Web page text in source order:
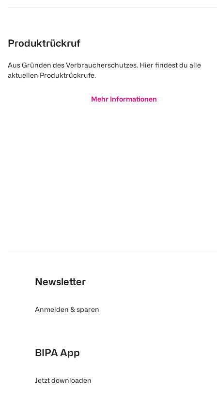
Produktrückruf
Aus Gründen des Verbraucherschutzes. Hier findest du alle
aktuellen Produktrückrufe.
Mehr Informationen
Newsletter
Anmelden & sparen
BIPA App
Jetzt downloaden